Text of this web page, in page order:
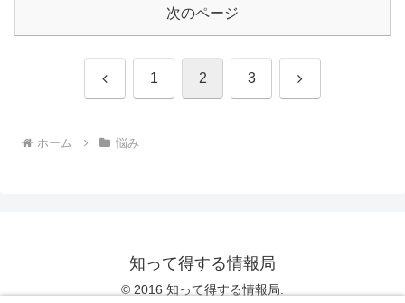
次のページ
前 1 2 3 次
ホーム 悩み
知って得する情報局
© 2016 知って得する情報局.